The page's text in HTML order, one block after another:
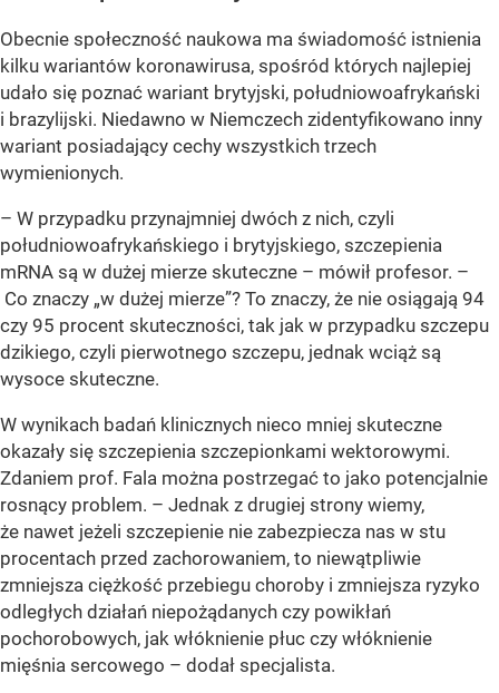
Obecnie społeczność naukowa ma świadomość istnienia
kilku wariantów koronawirusa, spośród których najlepiej
udało się poznać wariant brytyjski, południowoafrykański
i brazylijski. Niedawno w Niemczech zidentyfikowano inny
wariant posiadający cechy wszystkich trzech
wymienionych.
– W przypadku przynajmniej dwóch z nich, czyli
południowoafrykańskiego i brytyjskiego, szczepienia
mRNA są w dużej mierze skuteczne – mówił profesor. –
Co znaczy „w dużej mierze”? To znaczy, że nie osiągają 94
czy 95 procent skuteczności, tak jak w przypadku szczepu
dzikiego, czyli pierwotnego szczepu, jednak wciąż są
wysoce skuteczne.
W wynikach badań klinicznych nieco mniej skuteczne
okazały się szczepienia szczepionkami wektorowymi.
Zdaniem prof. Fala można postrzegać to jako potencjalnie
rosnący problem. – Jednak z drugiej strony wiemy,
że nawet jeżeli szczepienie nie zabezpiecza nas w stu
procentach przed zachorowaniem, to niewątpliwie
zmniejsza ciężkość przebiegu choroby i zmniejsza ryzyko
odległych działań niepożądanych czy powikłań
pochorobowych, jak włóknienie płuc czy włóknienie
mięśnia sercowego – dodał specjalista.